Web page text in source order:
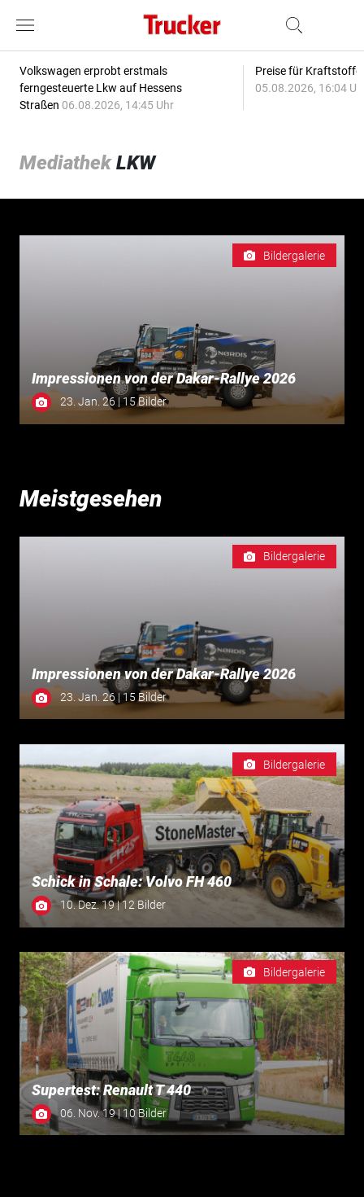
Volkswagen erprobt erstmals
ferngesteuerte Lkw auf Hessens
Straßen 06.08.2026, 14:45 Uhr
Preise für
05.08.2026, 16:04
MediathekLKW
Bildergalerie
Impressionen von der Dakar-Rallye 2026
23. Jan. 26 | 15 Bilder
Meistgesehen
Bildergalerie
Impressionen von der Dakar-Rallye 2026
23. Jan. 26 | 15 Bilder
Bildergalerie
Schick in Schale: Volvo FH 460
10. Dez. 19 | 12 Bilder
Bildergalerie
Supertest: Renault T 440
06. Nov. 19 | 10 Bilder